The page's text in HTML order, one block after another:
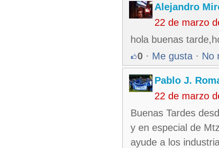
Alejandro
22 de marzo
hola buenas
0 · Me gusta · No
Pablo J.
22 de marzo
Buenas Tardes
y en especial de
ayude a los